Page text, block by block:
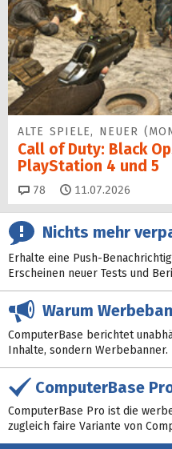
ALTE SPIELE, NEUER
Call of Duty: Black
PlayStation 4 und 5
78 Kommentare
11.07.2026
Nichts mehr
Erhalte eine Push-
Erscheinen neuer Tests und
Warum
ComputerBase berichtet
Inhalte, sondern Werbebanner.
ComputerBase
ComputerBase Pro ist die
zugleich faire Variante von